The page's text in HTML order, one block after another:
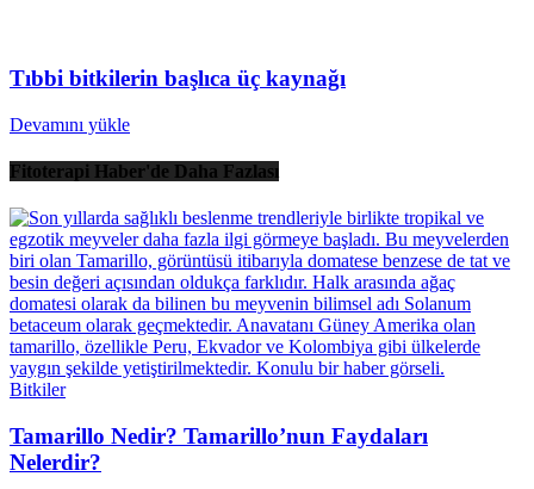
Tıbbi bitkilerin başlıca üç kaynağı
Devamını yükle
Fitoterapi Haber'de Daha Fazlası
Bitkiler
Tamarillo Nedir? Tamarillo’nun Faydaları
Nelerdir?